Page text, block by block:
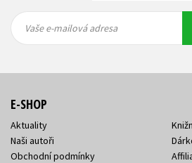
mailová
mailová
Vaše e-mailová adresa
E-SHOP
Aktuality
Naši autoři
Obchodní podmínky